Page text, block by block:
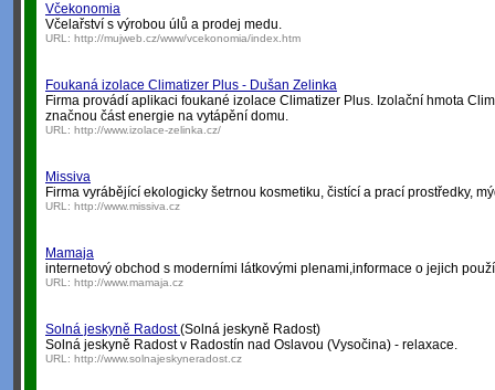
Včekonomia
Včelařství s výrobou úlů a prodej medu.
URL: http://mujweb.cz/www/vcekonomia/index.htm
Foukaná izolace Climatizer Plus - Dušan Zelinka
Firma provádí aplikaci foukané izolace Climatizer Plus. Izolační hmota
značnou část energie na vytápění domu.
URL: http://www.izolace-zelinka.cz/
Missiva
Firma vyrábějící ekologicky šetrnou kosmetiku, čistící a prací prostředky,
URL: http://www.missiva.cz
Mamaja
internetový obchod s moderními látkovými plenami,informace o jejich
URL: http://www.mamaja.cz
Solná jeskyně Radost(Solná jeskyně Radost)
Solná jeskyně Radost v Radostín nad Oslavou (Vysočina) - relaxace.
URL: http://www.solnajeskyneradost.cz